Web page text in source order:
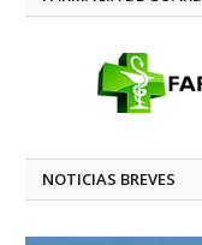
NOTICIAS BREVES